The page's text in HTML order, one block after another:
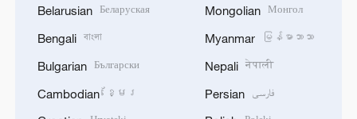
Belarusian Беларуская
Bengali বাংলা
Bulgarian Български
Cambodian ខ្មែរ
Mongolian Монгол
Myanmar မြန်မာဘာသာ
Nepali नेपाली
Persian فارسی